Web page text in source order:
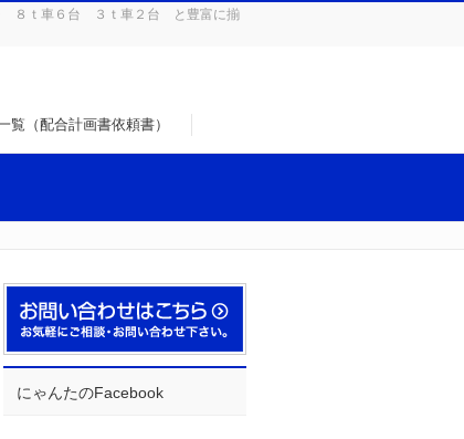
８ｔ車６台 ３ｔ車２台 と豊富に揃
覧（配合計画書依頼書）
にゃんたのFacebook